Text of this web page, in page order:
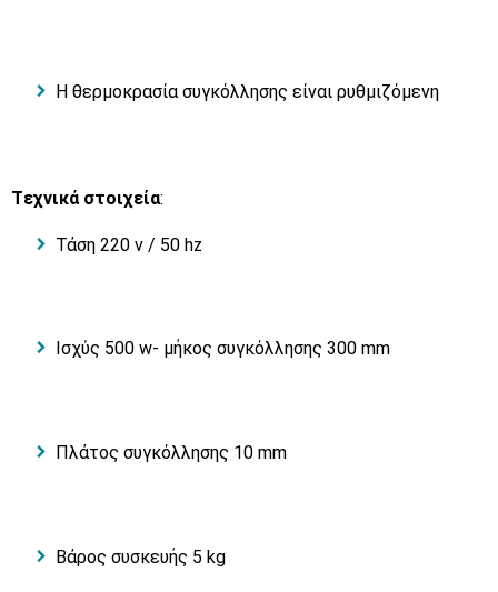
Η θερμοκρασία συγκόλλησης είναι ρυθμιζόμενη
Tεχνικά στοιχεία:
Τάση 220 v / 50 hz
Ισχύς 500 w- μήκος συγκόλλησης 300 mm
Πλάτος συγκόλλησης 10 mm
Βάρος συσκευής 5 kg